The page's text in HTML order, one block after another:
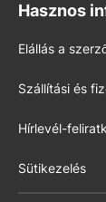
Hasznos
Elállás a
Szállítási és
Hírlevél-
Sütikezelés